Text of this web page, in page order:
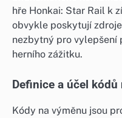
hře Honkai: Star Rail k
obvykle poskytují
nezbytný pro vylepšení
herního zážitku.
Definice a účel kódů
Kódy na výměnu jsou